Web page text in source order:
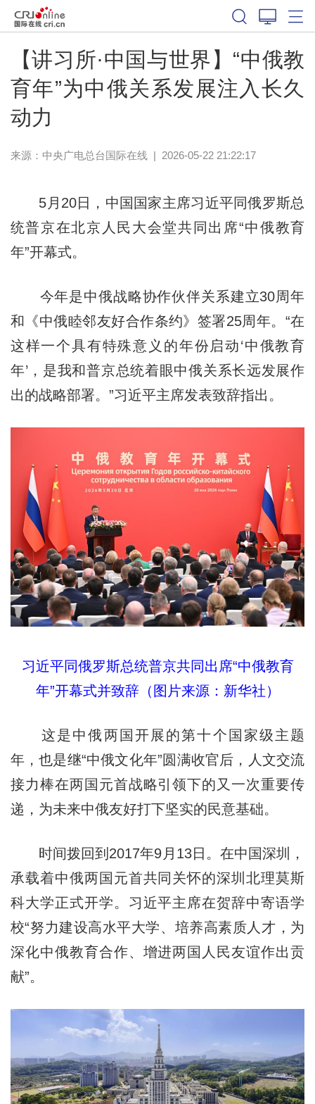
【讲习所·中国与世界】“中俄教
育年”为中俄关系发展注入长久
动力
来源：中央广电总台国际在线| 2026-05-22 21:22:17
5月20日，中国国家主席习近平同俄罗斯总
统普京在北京人民大会堂共同出席“中俄教育
年”开幕式。
今年是中俄战略协作伙伴关系建立30周年
和《中俄睦邻友好合作条约》签署25周年。“在
这样一个具有特殊意义的年份启动‘中俄教育
年’，是我和普京总统着眼中俄关系长远发展作
出的战略部署。”习近平主席发表致辞指出。
习近平同俄罗斯总统普京共同出席“中俄教育
年”开幕式并致辞（图片来源：新华社）
这是中俄两国开展的第十个国家级主题
年，也是继“中俄文化年”圆满收官后，人文交流
接力棒在两国元首战略引领下的又一次重要传
递，为未来中俄友好打下坚实的民意基础。
时间拨回到2017年9月13日。在中国深圳，
承载着中俄两国元首共同关怀的深圳北理莫斯
科大学正式开学。习近平主席在贺辞中寄语学
校“努力建设高水平大学、培养高素质人才，为
深化中俄教育合作、增进两国人民友谊作出贡
献”。